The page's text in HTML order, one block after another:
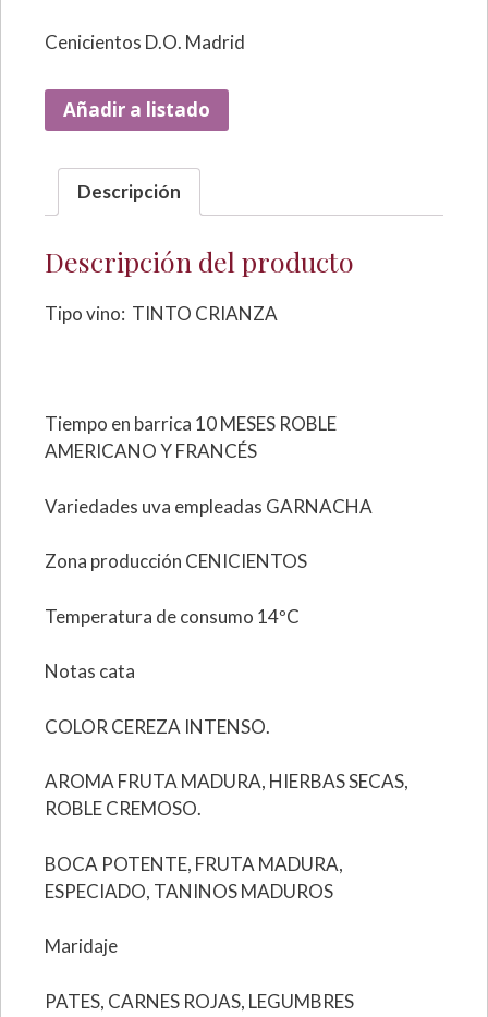
Cenicientos D.O. Madrid
Añadir a listado
Descripción
Descripción del producto
Tipo vino: TINTO CRIANZA
Tiempo en barrica 10 MESES ROBLE
AMERICANO Y FRANCÉS
Variedades uva empleadas GARNACHA
Zona producción CENICIENTOS
Temperatura de consumo 14ºC
Notas cata
COLOR CEREZA INTENSO.
AROMA FRUTA MADURA, HIERBAS SECAS,
ROBLE CREMOSO.
BOCA POTENTE, FRUTA MADURA,
ESPECIADO, TANINOS MADUROS
Maridaje
PATES, CARNES ROJAS, LEGUMBRES